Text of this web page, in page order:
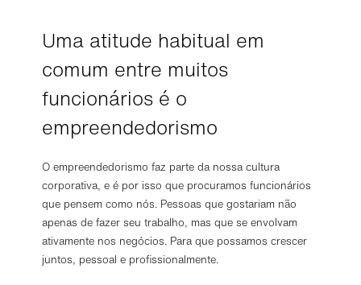
Uma atitude habitual em
comum entre muitos
funcionários é o
empreendedorismo
O empreendedorismo faz parte da nossa cultura
corporativa, e é por isso que procuramos funcionários
que pensem como nós. Pessoas que gostariam não
apenas de fazer seu trabalho, mas que se envolvam
ativamente nos negócios. Para que possamos crescer
juntos, pessoal e profissionalmente.